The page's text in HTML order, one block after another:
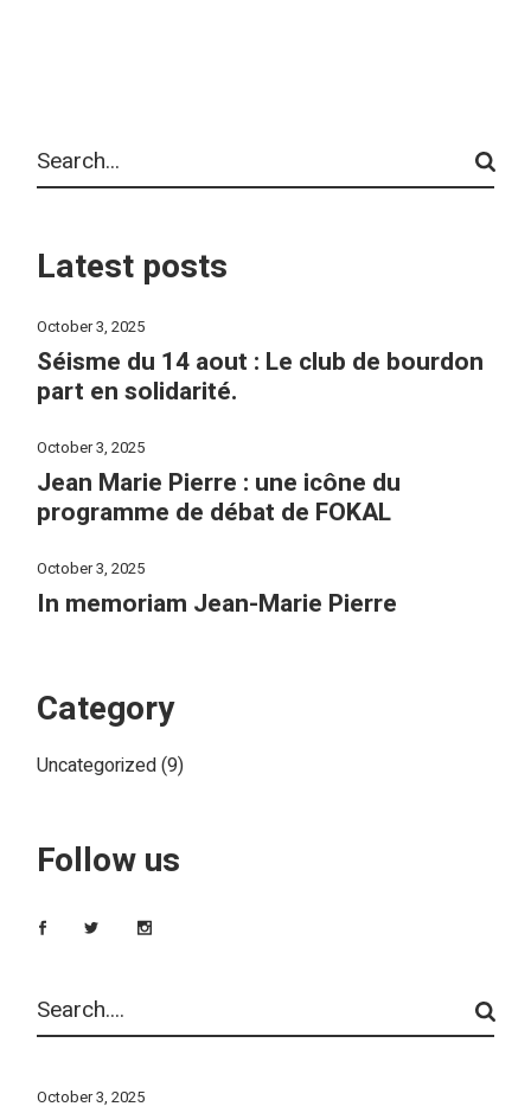
Latest posts
October 3, 2025
Séisme du 14 aout : Le club de bourdon
part en solidarité.
October 3, 2025
Jean Marie Pierre : une icône du
programme de débat de FOKAL
October 3, 2025
In memoriam Jean-Marie Pierre
Category
Uncategorized(9)
Follow us
October 3, 2025